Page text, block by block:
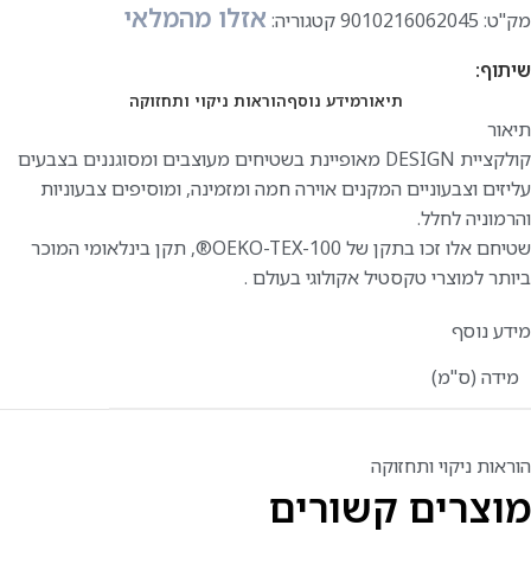
מק"ט: 9010216062045קטגוריה: אזלו מהמלאי
שיתוף:
תיאורמידע נוסףהוראות ניקוי ותחזוקה
תיאור
קולקציית DESIGN מאופיינת בשטיחים מעוצבים ומסוגננים בצבעים
עליזים וצבעוניים המקנים אוירה חמה ומזמינה, ומוסיפים צבעוניות
והרמוניה לחלל.
שטיחם אלו זכו בתקן של OEKO-TEX-100®️, תקן בינלאומי המוכר
ביותר למוצרי טקסטיל אקולוגי בעולם .
מידע נוסף
מידה (ס"מ)
הוראות ניקוי ותחזוקה
מוצרים קשורים